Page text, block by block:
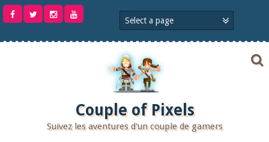
Aller
Couple of Pixels
Suivez les aventures d'un couple de gamers